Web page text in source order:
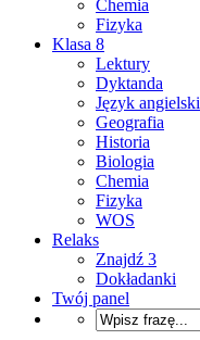
Chemia
Fizyka
Klasa 8
Lektury
Dyktanda
Język angielski
Geografia
Historia
Biologia
Chemia
Fizyka
WOS
Relaks
Znajdź 3
Dokładanki
Twój panel